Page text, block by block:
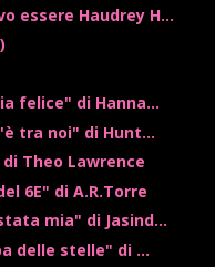
essere Haudrey H...
felice" di Hanna...
tra noi" di Hunt...
Theo Lawrence
6E" di A.R.Torre
mia" di Jasind...
delle stelle" di ...